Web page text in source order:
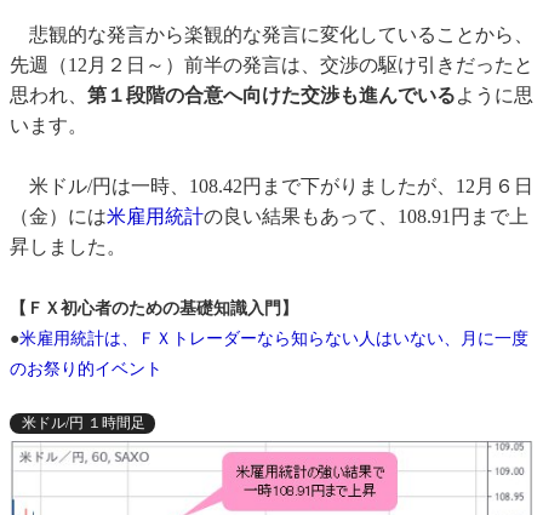
悲観的な発言から楽観的な発言に変化していることから、
先週（12月２日～）前半の発言は、交渉の駆け引きだったと
思われ、 第１段階の合意へ向けた交渉も進んでいるように思
います。
米ドル/円は一時、108.42円まで下がりましたが、12月６日
（金）には米雇用統計の良い結果もあって、108.91円まで上
昇しました。
【ＦＸ初心者のための基礎知識入門】
●米雇用統計は、ＦＸトレーダーなら知らない人はいない、月に一度
のお祭り的イベント
米ドル/円 １時間足